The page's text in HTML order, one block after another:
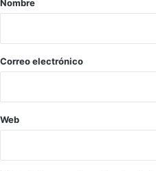
*
Nombre
Correo electrónico
Web